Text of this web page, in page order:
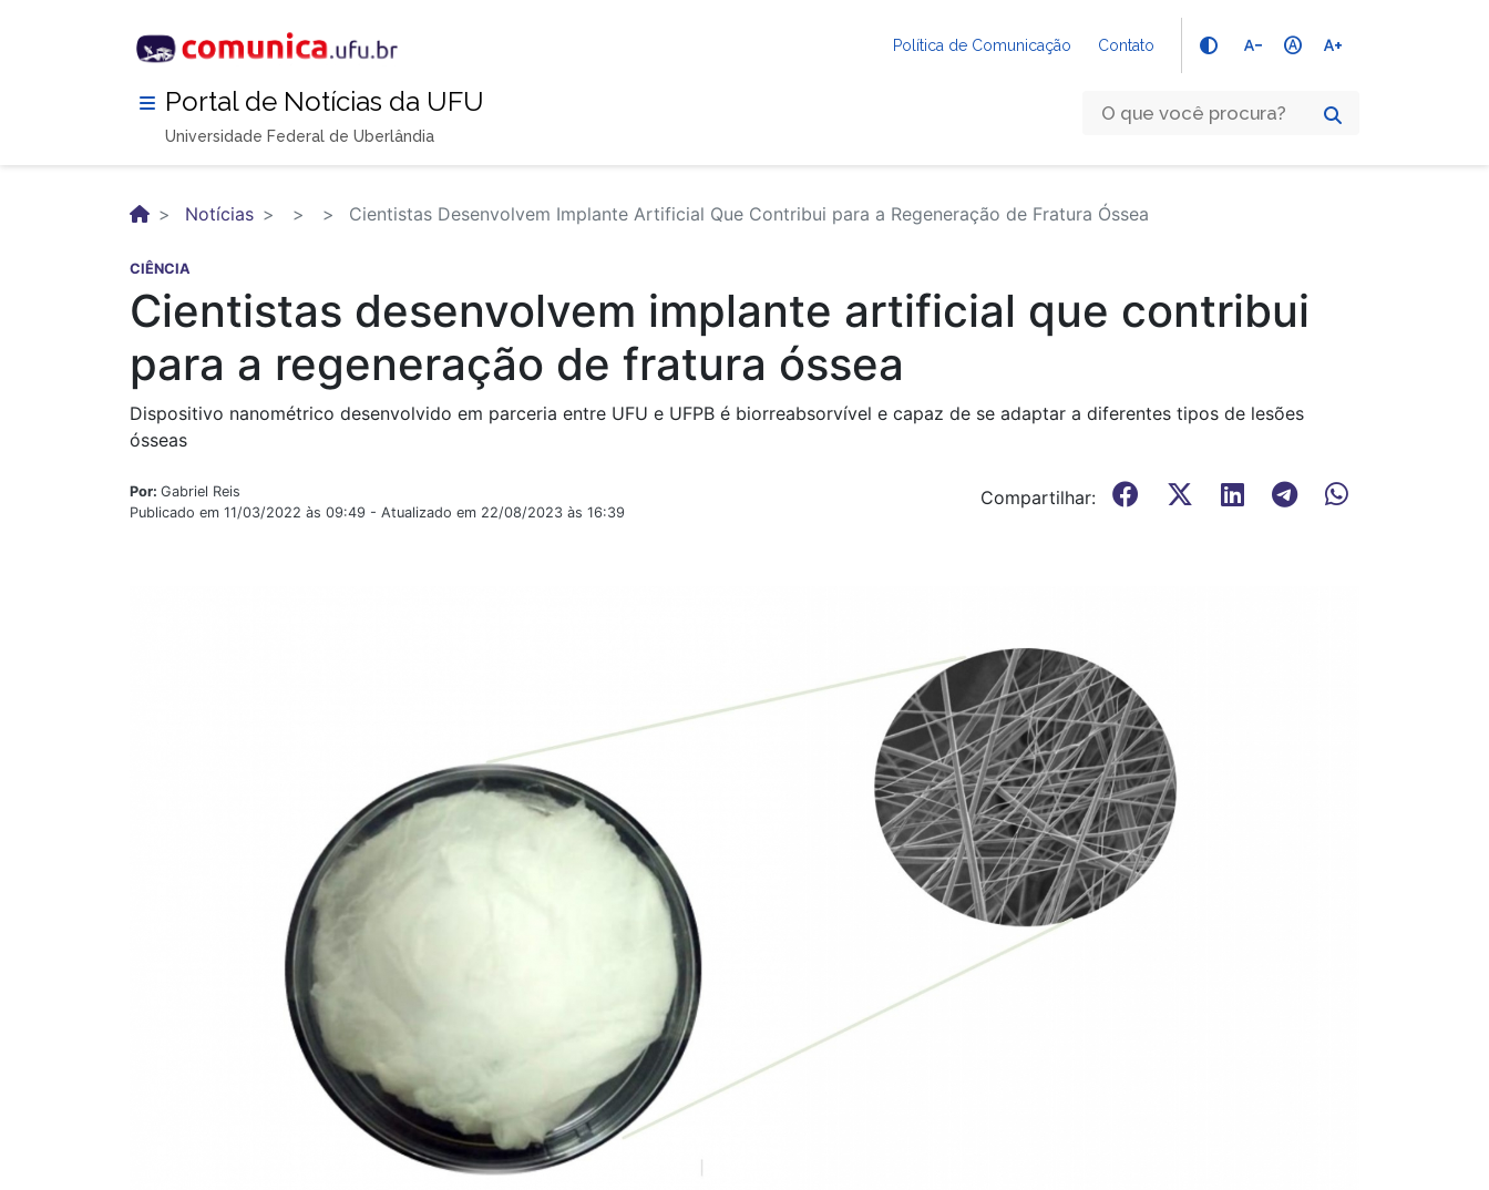
Política de Comunicação Contato text_decrease hdr_auto text_increase
Portal de Notícias da UFU
Universidade Federal de Uberlândia
Notícias Cientistas Desenvolvem Implante Artificial Que Contribui para a Regeneração de Fratura Óssea
CIÊNCIA
Cientistas desenvolvem implante artificial que contribui
para a regeneração de fratura óssea
Dispositivo nanométrico desenvolvido em parceria entre UFU e UFPB é biorreabsorvível e capaz de se adaptar a diferentes tipos de lesões
ósseas
Por: Gabriel Reis
Publicado em 11/03/2022 às 09:49 - Atualizado em 22/08/2023 às 16:39
Compartilhar: